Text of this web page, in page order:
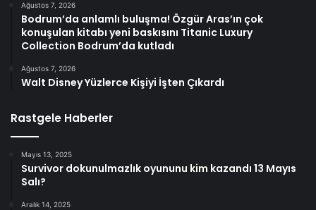
Ağustos 7, 2026
Bodrum’da anlamlı buluşma! Özgür Aras’ın çok
konuşulan kitabı yeni baskısını Titanic Luxury
Collection Bodrum’da kutladı
Ağustos 7, 2026
Walt Disney Yüzlerce Kişiyi İşten Çıkardı
Rastgele Haberler
Mayıs 13, 2025
Survivor dokunulmazlık oyununu kim kazandı 13 Mayıs
Salı?
Aralık 14, 2025